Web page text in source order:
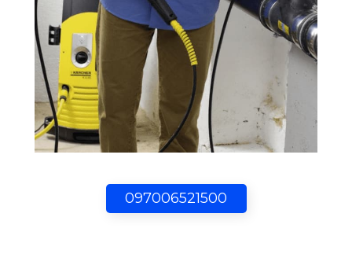
097006521500